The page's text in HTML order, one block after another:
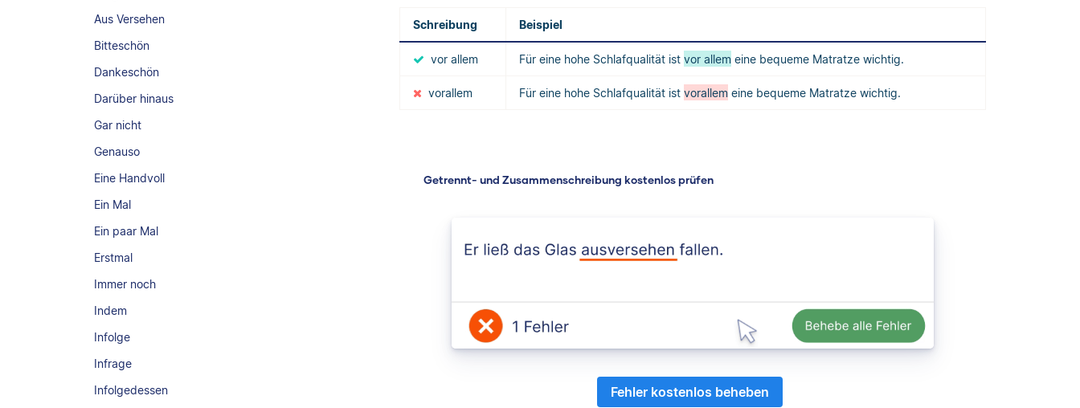
Aus Versehen
Bitteschön
Dankeschön
Darüber hinaus
Gar nicht
Genauso
Eine Handvoll
Ein Mal
Ein paar Mal
Erstmal
Immer noch
Indem
Infolge
Infrage
Infolgedessen
Schreibung Beispiel
vor allem Für eine hohe Schlafqualität ist vor allem eine bequeme Matratze wichtig.
vorallem Für eine hohe Schlafqualität ist vorallem eine bequeme Matratze wichtig.
Getrennt- und Zusammenschreibung kostenlos prüfen
Fehler kostenlos beheben